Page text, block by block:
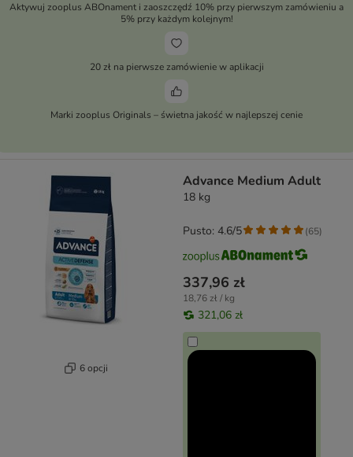
Aktywuj zooplus ABOnament i zaoszczędź 10% przy pierwszym zamówieniu a
5% przy każdym kolejnym!
20 zł na pierwsze zamówienie w aplikacji
Marki zooplus Originals – świetna jakość w najlepszej cenie
6 opcji
Advance Medium Adult
18 kg
337,96 zł
18,76 zł / kg
321,06 zł
Pusto: 4.6/5 (65)